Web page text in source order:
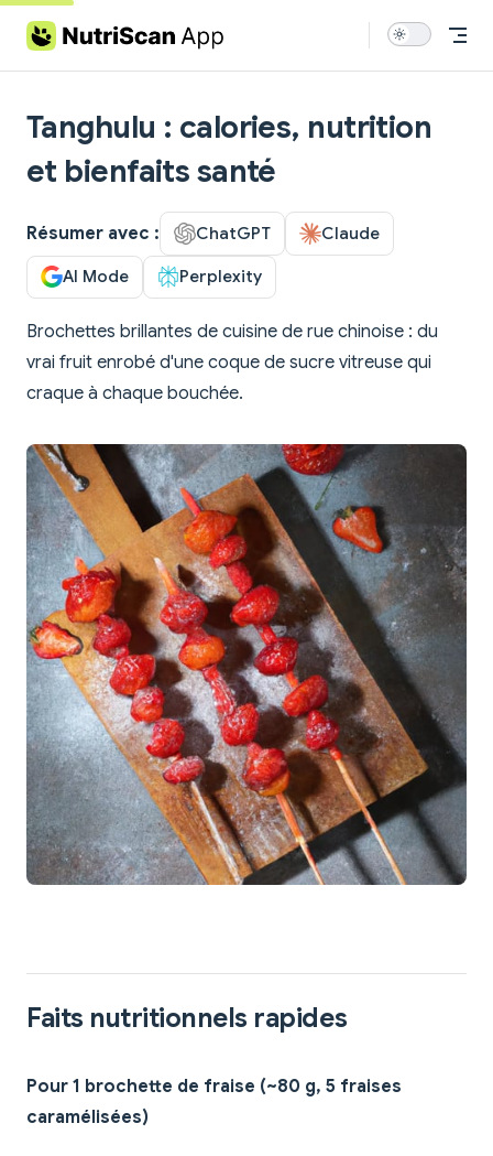
Skip to content
Tanghulu : calories, nutrition
et bienfaits santé
Résumer avec : ChatGPT Claude
AI Mode Perplexity
Brochettes brillantes de cuisine de rue chinoise : du
vrai fruit enrobé d'une coque de sucre vitreuse qui
craque à chaque bouchée.
Faits nutritionnels rapides
Pour 1 brochette de fraise (~80 g, 5 fraises
caramélisées)